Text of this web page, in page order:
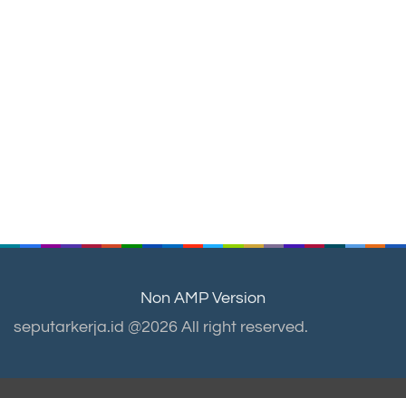
Non AMP Version
seputarkerja.id @2026 All right reserved.